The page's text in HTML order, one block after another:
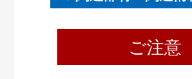
ご注意